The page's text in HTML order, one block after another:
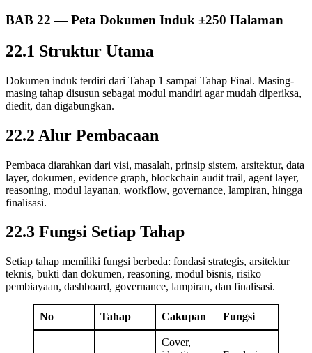
BAB 22 — Peta Dokumen Induk ±250 Halaman
22.1 Struktur Utama
Dokumen induk terdiri dari Tahap 1 sampai Tahap Final. Masing-
masing tahap disusun sebagai modul mandiri agar mudah diperiksa,
diedit, dan digabungkan.
22.2 Alur Pembacaan
Pembaca diarahkan dari visi, masalah, prinsip sistem, arsitektur, data
layer, dokumen, evidence graph, blockchain audit trail, agent layer,
reasoning, modul layanan, workflow, governance, lampiran, hingga
finalisasi.
22.3 Fungsi Setiap Tahap
Setiap tahap memiliki fungsi berbeda: fondasi strategis, arsitektur
teknis, bukti dan dokumen, reasoning, modul bisnis, risiko
pembiayaan, dashboard, governance, lampiran, dan finalisasi.
No Tahap Cakupan Fungsi
Cover,